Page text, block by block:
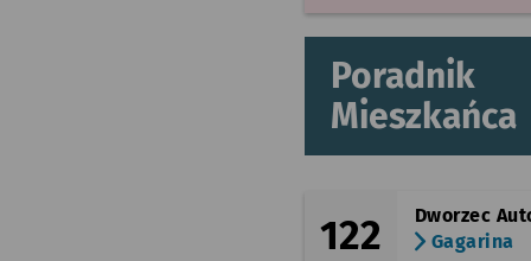
Poradnik
Mieszkańca
122
Dworzec
Gagarina